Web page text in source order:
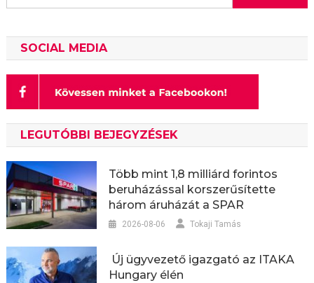
SOCIAL MEDIA
LEGUTÓBBI BEJEGYZÉSEK
Több mint 1,8 milliárd forintos
beruházással korszerűsítette
három áruházát a SPAR
2026-08-06 Tokaji Tamás
Új ügyvezető igazgató az ITAKA
Hungary élén